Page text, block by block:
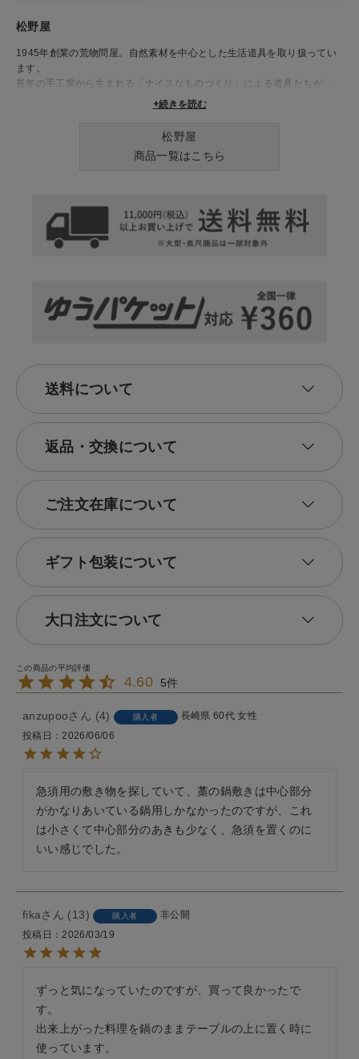
松野屋
1945年創業の荒物問屋。自然素材を中心とした生活道具を取り扱ってい
ます。
長年の手工業から生まれる「ナイスなものづくり」による道具たちが、
+続きを読む
松野屋
商品一覧はこちら
送料について
返品・交換について
ご注文在庫について
ギフト包装について
大口注文について
4.60 5
anzupoo 4 購入者 長崎県 60代 女性
投稿日
2026/06/06
急須用の敷き物を探していて、藁の鍋敷きは中心部分
がかなりあいている鍋用しかなかったのですが、これ
は小さくて中心部分のあきも少なく、急須を置くのに
いい感じでした。
fika 13 購入者
非公開
投稿日
2026/03/19
ずっと気になっていたのですが、買って良かったで
す。
出来上がった料理を鍋のままテーブルの上に置く時に
使っています。